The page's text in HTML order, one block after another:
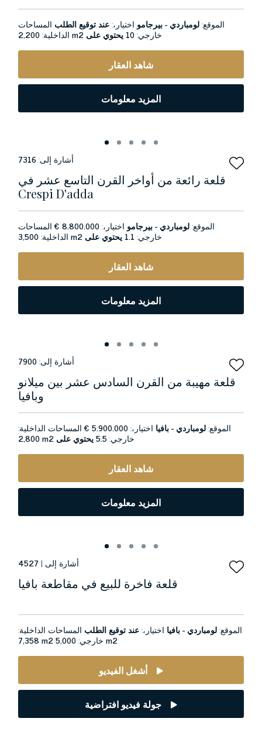
الموقع:لومباردي - بيرجامو اختيار،:عند توقيع الطلب المساحات
الداخلية: 2,200 m2 خارجي:10 يحتوي على
شاهد العقار
المزيد معلومات
أشارة إلى: 7316
قلعة رائعة من أواخر القرن التاسع عشر في
Crespi D'adda
الموقع:لومباردي - بيرجامو اختيار،:8.800.000 € المساحات
الداخلية: 3,500 m2 خارجي: 1.1 يحتوي على
شاهد العقار
المزيد معلومات
أشارة إلى:7900
قلعة مهيبة من القرن السادس عشر بين ميلانو
وبافيا
الموقع:لومباردي - بافيا اختيار،:5.900.000 € المساحات الداخلية:
2,800 m2 خارجي:5.5 يحتوي على
شاهد العقار
المزيد معلومات
أشارة إلى | 4527
قلعة فاخرة للبيع في مقاطعة بافيا
الموقع:لومباردي - بافيا اختيار،:عند توقيع الطلب المساحات الداخلية:
7,358 m2 خارجي: 5,000 m2
أشغل الفيديو
جولة فيديو افتراضية